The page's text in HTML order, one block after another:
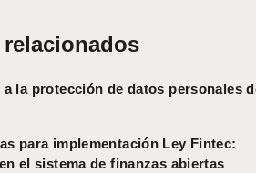
la protección de datos personales
para implementación Ley Fintec:
el sistema de finanzas abiertas